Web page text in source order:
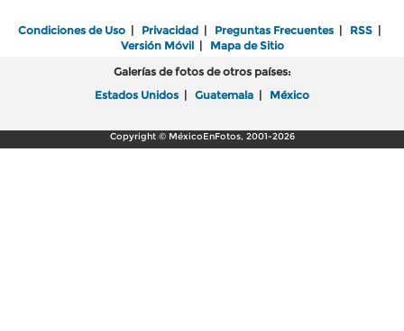
Condiciones de Uso | Privacidad | Preguntas Frecuentes | RSS |
Versión Móvil| Mapa de Sitio
Galerías de fotos de otros países:
Estados Unidos | Guatemala | México
Copyright © MéxicoEnFotos, 2001-2026